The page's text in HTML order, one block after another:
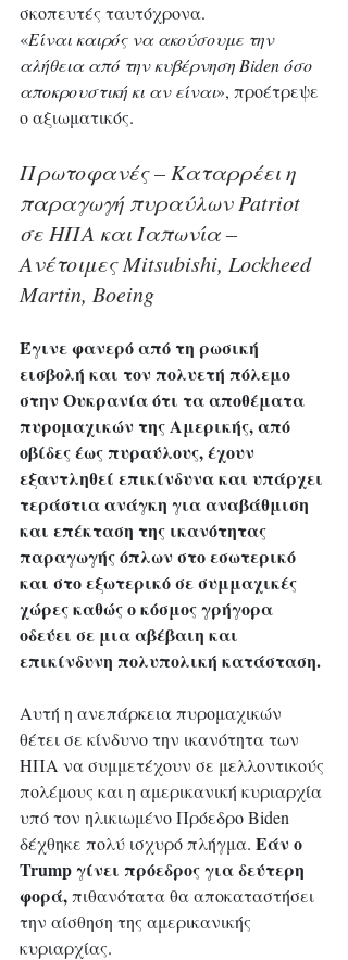
σκοπευτές ταυτόχρονα.
«Είναι καιρός να ακούσουμε την
αλήθεια από την κυβέρνηση Biden όσο
αποκρουστική κι αν είναι», προέτρεψε
ο αξιωματικός.
Πρωτοφανές – Καταρρέει η
παραγωγή πυραύλων Patriot
σε ΗΠΑ και Ιαπωνία –
Ανέτοιμες Mitsubishi, Lockheed
Martin, Boeing
Έγινε φανερό από τη ρωσική
εισβολή και τον πολυετή πόλεμο
στην Ουκρανία ότι τα αποθέματα
πυρομαχικών της Αμερικής, από
οβίδες έως πυραύλους, έχουν
εξαντληθεί επικίνδυνα και υπάρχει
τεράστια ανάγκη για αναβάθμιση
και επέκταση της ικανότητας
παραγωγής όπλων στο εσωτερικό
και στο εξωτερικό σε συμμαχικές
χώρες καθώς ο κόσμος γρήγορα
οδεύει σε μια αβέβαιη και
επικίνδυνη πολυπολική κατάσταση.
Αυτή η ανεπάρκεια πυρομαχικών
θέτει σε κίνδυνο την ικανότητα των
ΗΠΑ να συμμετέχουν σε μελλοντικούς
πολέμους και η αμερικανική κυριαρχία
υπό τον ηλικιωμένο Πρόεδρο Biden
δέχθηκε πολύ ισχυρό πλήγμα. Εάν ο
Trump γίνει πρόεδρος για δεύτερη
φορά, πιθανότατα θα αποκαταστήσει
την αίσθηση της αμερικανικής
κυριαρχίας.